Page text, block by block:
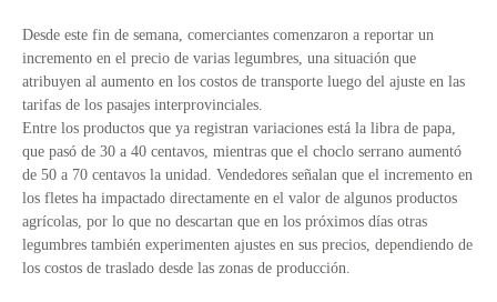
Desde este fin de semana, comerciantes comenzaron a reportar un
incremento en el precio de varias legumbres, una situación que
atribuyen al aumento en los costos de transporte luego del ajuste en las
tarifas de los pasajes interprovinciales.
Entre los productos que ya registran variaciones está la libra de papa,
que pasó de 30 a 40 centavos, mientras que el choclo serrano aumentó
de 50 a 70 centavos la unidad. Vendedores señalan que el incremento en
los fletes ha impactado directamente en el valor de algunos productos
agrícolas, por lo que no descartan que en los próximos días otras
legumbres también experimenten ajustes en sus precios, dependiendo de
los costos de traslado desde las zonas de producción.